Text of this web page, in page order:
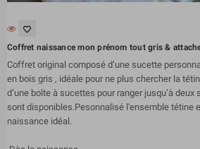
favorite_border
Coffret naissance mon prénom tout gris &
Coffret original composé d’une sucette
en bois gris , idéale pour ne plus chercher la
d’une boîte à sucettes pour ranger jusqu’à
sont disponibles.Pesonnalisé l'ensemble tétine
naissance idéal.